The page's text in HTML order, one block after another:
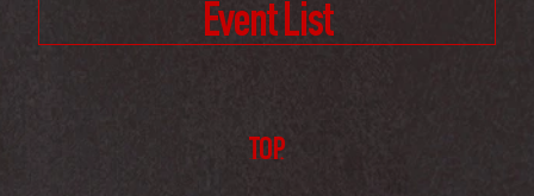
Event List
TOP